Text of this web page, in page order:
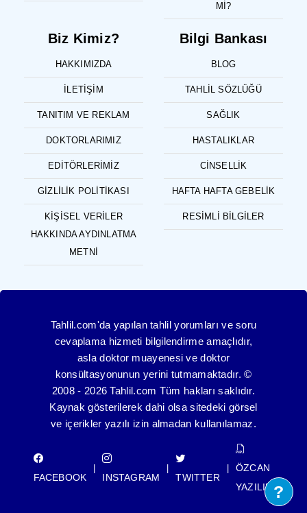
MI?
Biz Kimiz?
HAKKIMIZDA
İLETIŞIM
TANITIM VE REKLAM
DOKTORLARIMIZ
EDITÖRLERIMIZ
GIZLILIK POLITIKASI
KIŞISEL VERILER
HAKKINDA AYDINLATMA
METNI
Bilgi Bankası
BLOG
TAHLIL SÖZLÜĞÜ
SAĞLIK
HASTALIKLAR
CINSELLIK
HAFTA HAFTA GEBELIK
RESIMLI BILGILER
Tahlil.com'da yapılan tahlil yorumları ve soru
cevaplama hizmeti bilgilendirme amaçlıdır,
asla doktor muayenesi ve doktor
konsültasyonunun yerini tutmamaktadır. ©
2008 - 2026 Tahlil.com Tüm hakları saklıdır.
Kaynak gösterilerek dahi olsa sitedeki görsel
ve içerikler yazılı izin almadan kullanılamaz.
FACEBOOK
|
INSTAGRAM
|
TWITTER
|
ÖZCAN
YAZILIM ?